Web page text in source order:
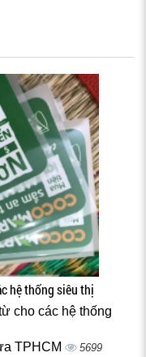
hệ thống siêu thị
cho các hệ thống
TPHCM 5699